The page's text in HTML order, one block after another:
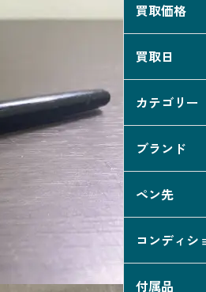
買取価格
買取日
カテゴリー
ブランド
ペン先
コンディシ
付属品